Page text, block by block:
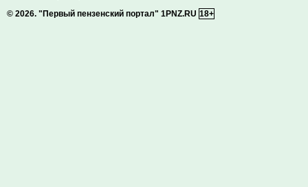
© 2026. "Первый пензенский портал" 1PNZ.RU 18+